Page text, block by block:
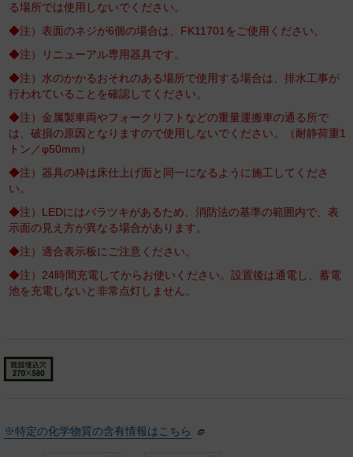
る場所では使用しないでください。
◆注）表面のネジが6個の場合は、FK11701をご使用ください。
◆注）リニューアル専用器具です。
◆注）水のかかるおそれのある場所で使用する場合は、排水工事が
行われていることを確認してください。
◆注）金属製車両やフォークリフトなどの重量運搬車の通る所で
は、破損の原因となりますので使用しないでください。（耐静荷重1
トン／φ50mm）
◆注）器具の枠は床仕上げ面と同一になるように施工してくださ
い。
◆注）LEDにはバラツキがあるため、消防法の基準の範囲内で、表
示面の見え方が異なる場合があります。
◆注）適合表示板にご注意ください。
◆注）24時間充電してからお使いください。設置後は通電し、蓄電
池を充電しないと非常点灯しません。
※特定の化学物質の含有情報はこちら